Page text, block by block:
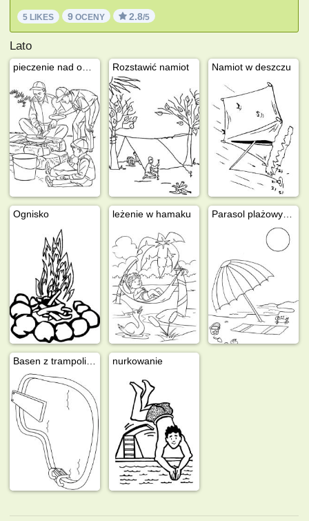
5 LIKES 9 OCENY 2.8/5
Lato
Rozstawić namiot Namiot w deszczu
Ognisko leżenie w hamaku
nurkowanie